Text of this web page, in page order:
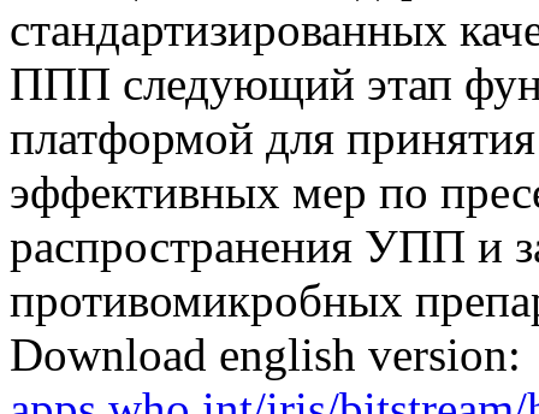
стандартизированных
ППП следующий этап
платформой для
эффективных мер по
распространения УПП и
противомикробных
Download english version: